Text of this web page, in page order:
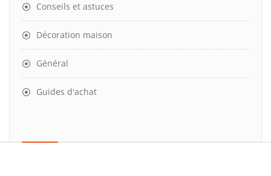
Conseils et astuces
Décoration maison
Général
Guides d'achat